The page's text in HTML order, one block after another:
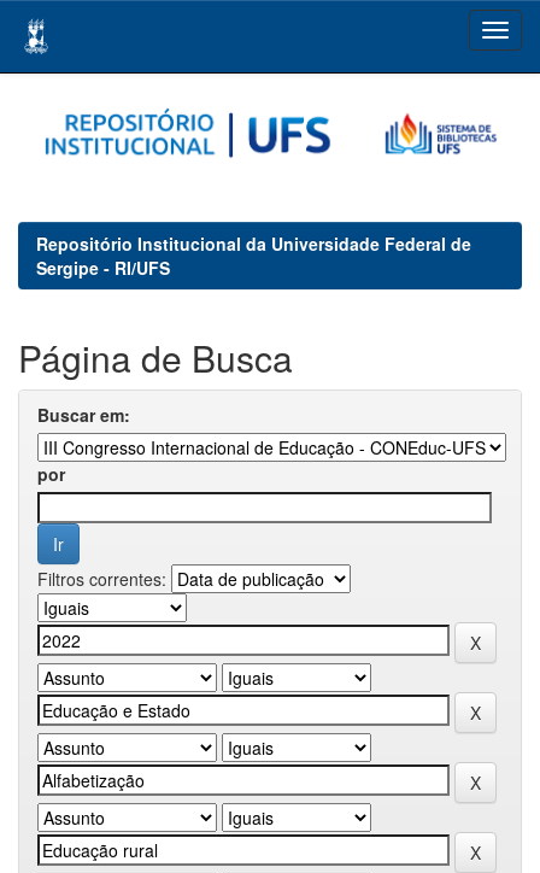
navigation
Repositório Institucional da Universidade Federal de
Sergipe - RI/UFS
Página de Busca
Buscar em:
por
Filtros correntes: